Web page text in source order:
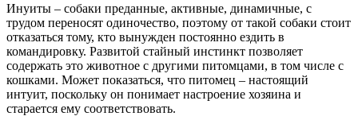
Инуиты – собаки преданные, активные, динамичные, с
трудом переносят одиночество, поэтому от такой собаки стоит
отказаться тому, кто вынужден постоянно ездить в
командировку. Развитой стайный инстинкт позволяет
содержать это животное с другими питомцами, в том числе с
кошками. Может показаться, что питомец – настоящий
интуит, поскольку он понимает настроение хозяина и
старается ему соответствовать.